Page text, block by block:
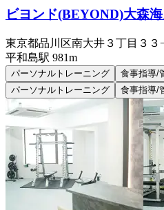
ビヨンド(BEYOND)大森
東京都品川区南大井３丁目３３
平和島駅 981m
パーソナルトレーニング
食事指導/
パーソナルトレーニング
食事指導/